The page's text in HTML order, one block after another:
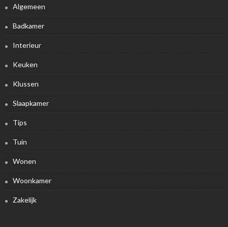
Algemeen
Badkamer
Interieur
Keuken
Klussen
Slaapkamer
Tips
Tuin
Wonen
Woonkamer
Zakelijk